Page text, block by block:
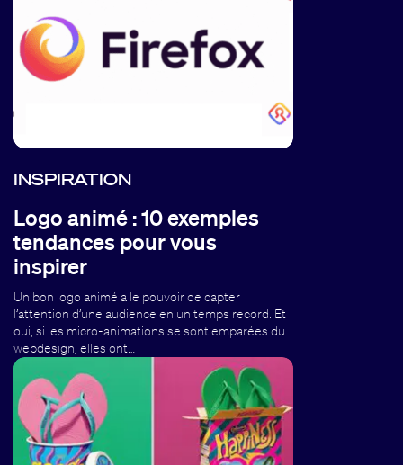
INSPIRATION
Logo animé : 10 exemples
tendances pour vous
inspirer
Un bon logo animé a le pouvoir de capter
l’attention d’une audience en un temps record. Et
oui, si les micro-animations se sont emparées du
webdesign, elles ont…